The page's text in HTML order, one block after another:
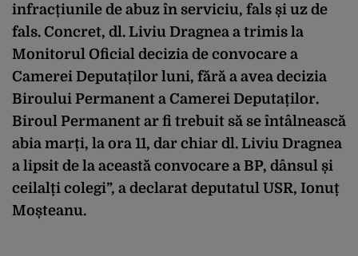
infracțiunile de abuz în serviciu, fals și uz de
fals. Concret, dl. Liviu Dragnea a trimis la
Monitorul Oficial decizia de convocare a
Camerei Deputaților luni, fără a avea decizia
Biroului Permanent a Camerei Deputaților.
Biroul Permanent ar fi trebuit să se întâlnească
abia marți, la ora 11, dar chiar dl. Liviu Dragnea
a lipsit de la această convocare a BP, dânsul și
ceilalți colegi”, a declarat deputatul USR, Ionuț
Moșteanu.